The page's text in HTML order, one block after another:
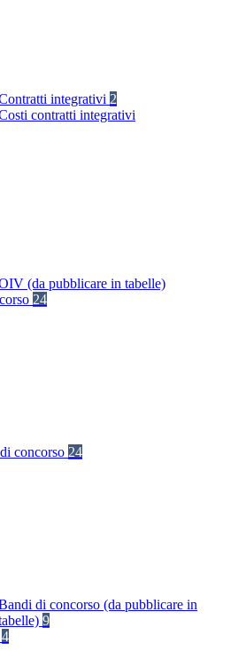
integrativi 2
contratti integrativi
(da pubblicare in tabelle)
24
concorso 24
di concorso (da pubblicare in
9
4